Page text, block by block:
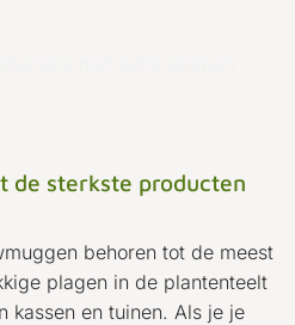
de sterkste producten
behoren tot de meest
plagen in de plantenteelt
kassen en tuinen. Als je je